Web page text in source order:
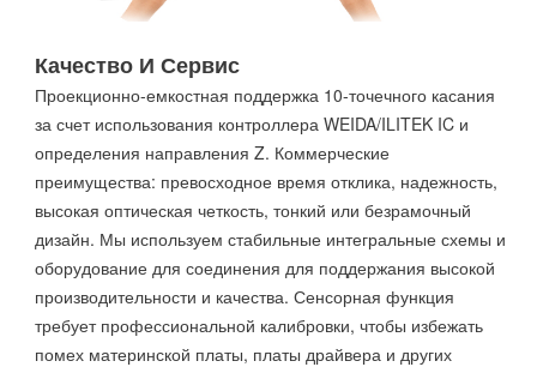
Качество И Сервис
Проекционно-емкостная поддержка 10-точечного касания
за счет использования контроллера WEIDA/ILITEK IC и
определения направления Z. Коммерческие
преимущества: превосходное время отклика, надежность,
высокая оптическая четкость, тонкий или безрамочный
дизайн. Мы используем стабильные интегральные схемы и
оборудование для соединения для поддержания высокой
производительности и качества. Сенсорная функция
требует профессиональной калибровки, чтобы избежать
помех материнской платы, платы драйвера и других